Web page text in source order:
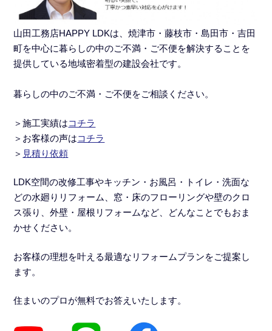
山田工務店HAPPY LDKは、焼津市・藤枝市・島田市・吉田
町を中心に暮らしの中のご不満・ご不便を解決することを
提供している地域密着型の建設会社です。
暮らしの中のご不満・ご不便をご相談ください。
＞施工実績はコチラ
＞ お客様の声はコチラ
＞ 見積り依頼
LDK空間の改修工事やキッチン・お風呂・トイレ・洗面な
どの水廻りリフォーム
、窓・床のフローリングや壁のクロ
ス張り、外壁・屋根リフォームなど、どんなことでもおま
かせください。
お客様の理想を叶える最適なリフォームプランをご提案し
ます。
住まいのプロが無料でお答えいたします。